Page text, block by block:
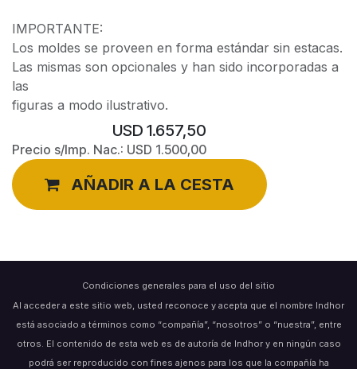
IMPORTANTE:
Los moldes se proveen en forma estándar sin estacas.
Las mismas son opcionales y han sido incorporadas a
las
figuras a modo ilustrativo.
USD 1.657,50
Precio s/Imp. Nac.: USD 1.500,00
AÑADIR A LA CESTA
Condiciones generales para el uso del sitio
Al acceder a este sitio web, usted reconoce y acepta que el nombre Indhor
está asociado a términos como “compañía”, “nosotros” o “nuestra”, entre
otros. El contenido de esta web es de autoría de Indhor y en ningún caso
podrá ser reproducido con fines ajenos para los que la compañía ha